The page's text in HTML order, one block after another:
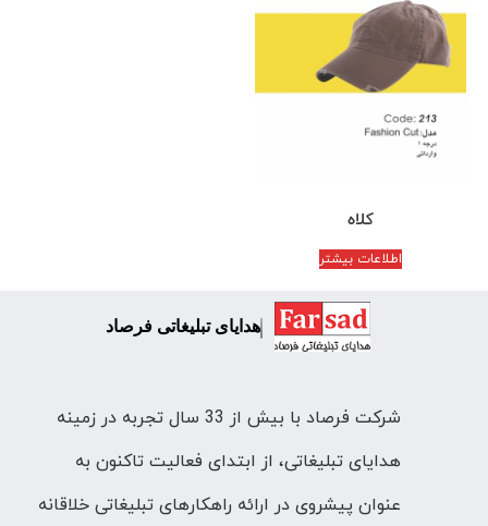
کلاه
اطلاعات بیشتر
هدایای تبلیغاتی فرصاد
شرکت فرصاد با بیش از 33 سال تجربه در زمینه
هدایای تبلیغاتی، از ابتدای فعالیت تاکنون به
عنوان پیشروی در ارائه راهکارهای تبلیغاتی خلاقانه